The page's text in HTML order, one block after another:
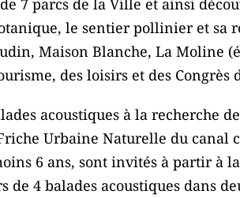
7 parcs de la Ville et ainsi
le sentier pollinier et sa
Maison Blanche, La Moline
des loisirs et des Congrès
acoustiques à la recherche
Urbaine Naturelle du canal
6 ans, sont invités à partir à
de 4 balades acoustiques dans